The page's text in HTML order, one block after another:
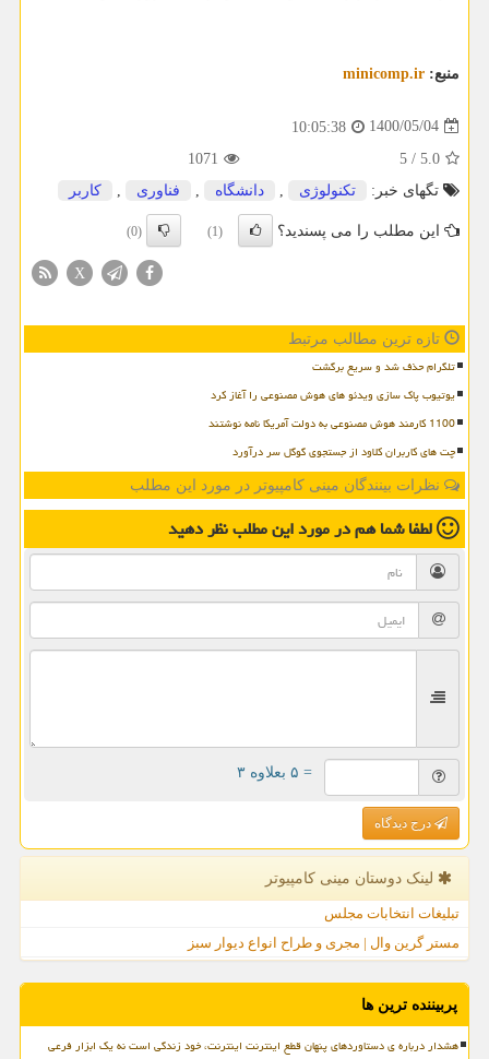
منبع: minicomp.ir
1400/05/04
10:05:38
5.0
/
5
1071
تگهای خبر:
تكنولوژی , دانشگاه , فناوری , كاربر
این مطلب را می پسندید؟ (1)
(0)
X
تازه ترین مطالب مرتبط
تلگرام حذف شد و سریع برگشت
یوتیوب پاک سازی ویدئو های هوش مصنوعی را آغاز کرد
1100 کارمند هوش مصنوعی به دولت آمریکا نامه نوشتند
چت های کاربران کلاود از جستجوی گوگل سر درآورد
نظرات بینندگان مینی کامپیوتر در مورد این مطلب
لطفا شما همدر مورد این مطلبنظر دهید
= ۵ بعلاوه ۳
درج دیدگاه
لینک دوستان مینی كامپیوتر
تبلیغات انتخابات مجلس
مستر گرین وال | مجری و طراح انواع دیوار سبز
پربیننده ترین ها
هشدار درباره ی دستاوردهای پنهان قطع اینترنت اینترنت، خود زندگی است نه یک ابزار فرعی